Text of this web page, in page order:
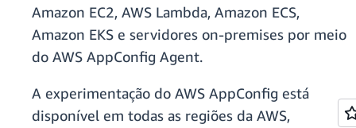
Amazon EC2, AWS Lambda, Amazon ECS,
Amazon EKS e servidores on-premises por meio
do AWS AppConfig Agent.
A experimentação do AWS AppConfig está
disponível em todas as regiões da AWS,